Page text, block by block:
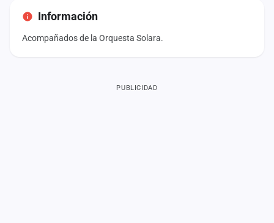
Información
Acompañados de la Orquesta Solara.
PUBLICIDAD